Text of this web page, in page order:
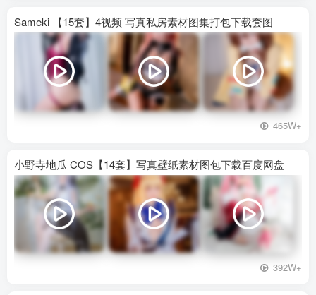
Sameki 【15套】4视频 写真私房素材图集打包下载套图
465W+
小野寺地瓜 COS【14套】写真壁纸素材图包下载百度网盘
392W+